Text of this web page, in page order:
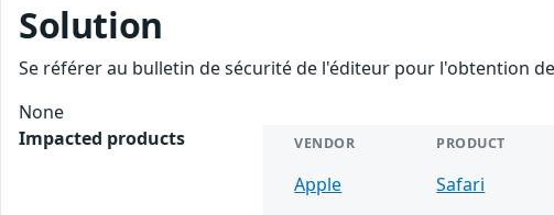
Solution
Se référer au bulletin de sécurité de l'éditeur pour l'obtention
None
Impacted products
VENDOR PRODUCT
Apple Safari